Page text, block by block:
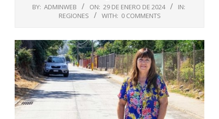
BY: ADMINWEB ON: 29 DE ENERO DE 2024
IN:
REGIONES
WITH: 0 COMMENTS